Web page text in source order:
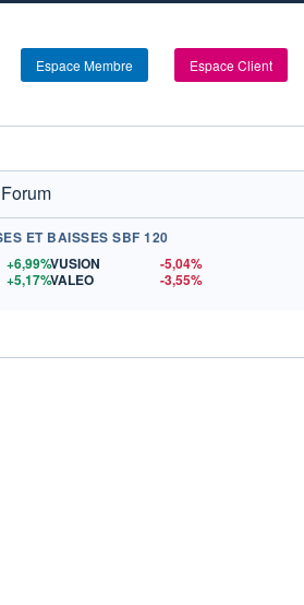
Espace Membre Espace Client
Forum
ET BAISSES SBF 120
+6,99%
+5,17%
VUSION
-5,04%
VALEO
-3,55%